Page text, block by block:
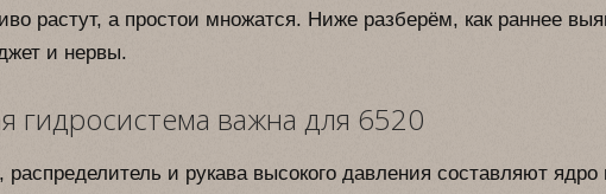
растут, а простои множатся. Ниже разберём, как раннее
и нервы.
гидросистема важна для 6520
распределитель и рукава высокого давления составляют ядро